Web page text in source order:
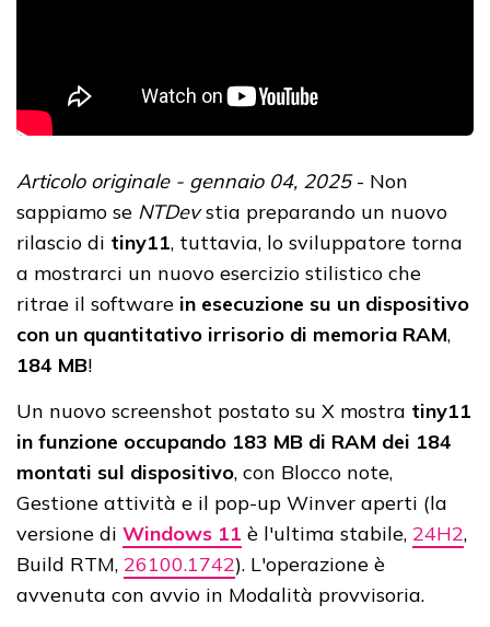
Articolo originale - gennaio 04, 2025- Non
sappiamo se NTDevstia preparando un nuovo
rilascio di tiny11, tuttavia, lo sviluppatore torna
a mostrarci un nuovo esercizio stilistico che
ritrae il software in esecuzione su un dispositivo
con un quantitativo irrisorio di memoria RAM,
184 MB!
Un nuovo screenshot postato su X mostra tiny11
in funzione occupando 183 MB di RAM dei 184
montati sul dispositivo, con Blocco note,
Gestione attività e il pop-up Winver aperti (la
versione di Windows 11 è l'ultima stabile, 24H2,
Build RTM, 26100.1742). L'operazione è
avvenuta con avvio in Modalità provvisoria.